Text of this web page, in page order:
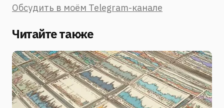
Обсудить в моём Telegram-канале
Читайте также